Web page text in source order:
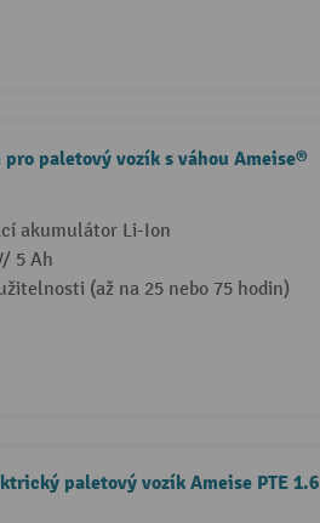
paletový vozík s váhou Ameise®
akumulátor Li-Ion
5 Ah
(až na 25 nebo 75 hodin)
paletový vozík Ameise PTE 1.6